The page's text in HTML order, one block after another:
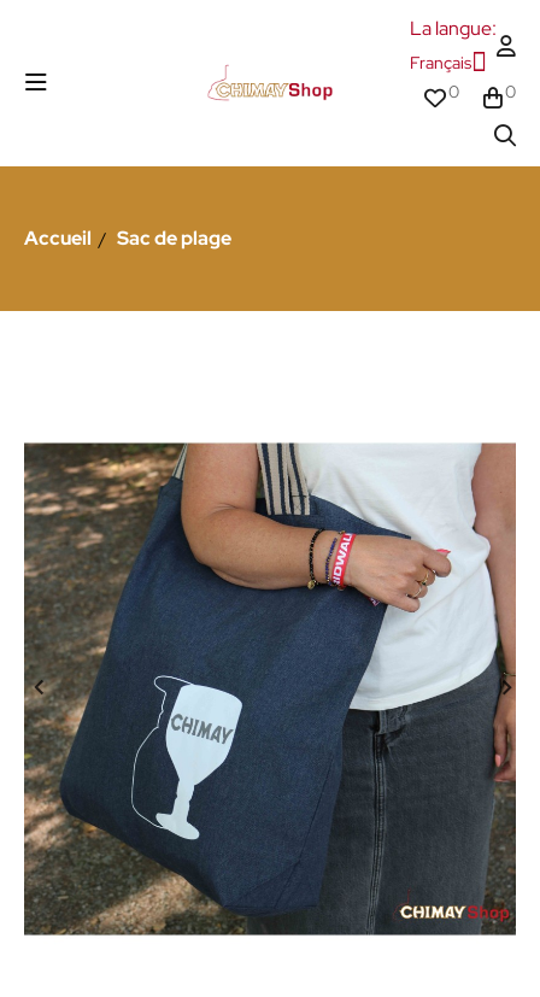
La langue:
Français
0
0
Accueil Sac de plage